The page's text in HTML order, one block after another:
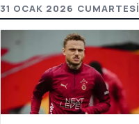
31 OCAK 2026 CUMARTESI